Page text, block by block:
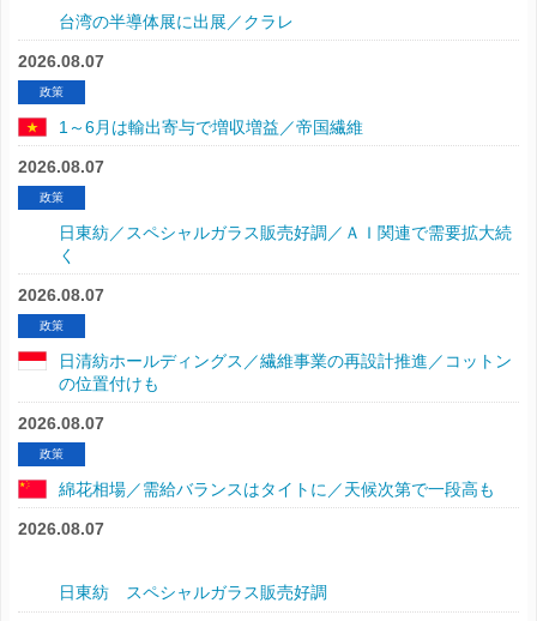
台湾の半導体展に出展／クラレ
2026.08.07
政策
1～6月は輸出寄与で増収増益／帝国繊維
2026.08.07
政策
日東紡／スペシャルガラス販売好調／ＡＩ関連で需要拡大続
く
2026.08.07
政策
日清紡ホールディングス／繊維事業の再設計推進／コットン
の位置付けも
2026.08.07
政策
綿花相場／需給バランスはタイトに／天候次第で一段高も
2026.08.07
日東紡 スペシャルガラス販売好調